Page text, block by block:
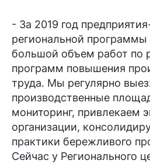
- За 2019 год
региональной программы
большой объем работ по
программ повышения
труда. Мы регулярно
производственные
мониторинг, привлекаем
организации,
практики бережливого
Сейчас у Регионального